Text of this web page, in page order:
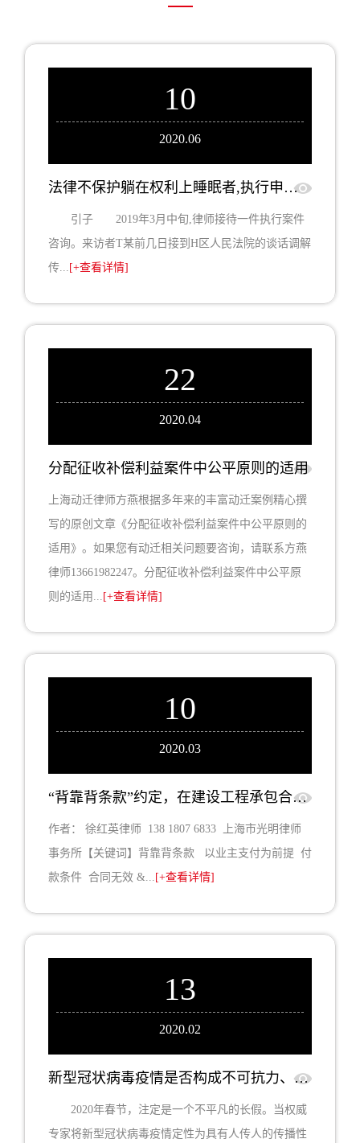
10
2020.06
法律不保护躺在权利上睡眠者,执行申请时效得注意
引子 2019年3月中旬,律师接待一件执行案件
咨询。来访者T某前几日接到H区人民法院的谈话调解
传... [+查看详情]
22
2020.04
分配征收补偿利益案件中公平原则的适用
上海动迁律师方燕根据多年来的丰富动迁案例精心撰
写的原创文章《分配征收补偿利益案件中公平原则的
适用》。如果您有动迁相关问题要咨询，请联系方燕
律师13661982247。分配征收补偿利益案件中公平原
则的适用... [+查看详情]
10
2020.03
“背靠背条款”约定，在建设工程承包合同中的法律效力问题简析
作者： 徐红英律师 138 1807 6833 上海市光明律师
事务所【关键词】背靠背条款 以业主支付为前提 付
款条件 合同无效 &... [+查看详情]
13
2020.02
新型冠状病毒疫情是否构成不可抗力、承包人工期可否顺延、如何索赔？
2020年春节，注定是一个不平凡的长假。当权威
专家将新型冠状病毒疫情定性为具有人传人的传播性